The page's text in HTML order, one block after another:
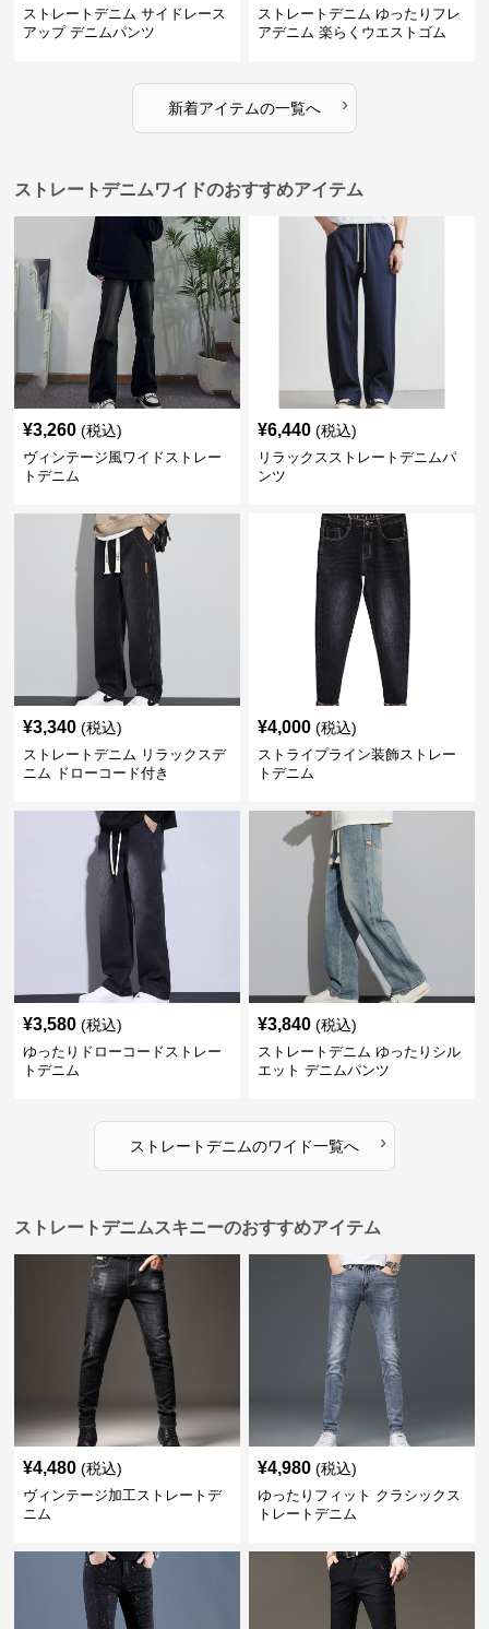
ストレートデニム サイドレース
アップ デニムパンツ
ストレートデニム ゆったりフレ
アデニム 楽らくウエストゴム
新着アイテムの一覧へ ›
ストレートデニムワイドのおすすめアイテム
¥3,260 (税込)
ヴィンテージ風ワイドストレー
トデニム
¥6,440 (税込)
リラックスストレートデニムパ
ンツ
¥3,340 (税込)
ストレートデニム リラックスデ
ニム ドローコード付き
¥4,000 (税込)
ストライプライン装飾ストレー
トデニム
¥3,580 (税込)
ゆったりドローコードストレー
トデニム
¥3,840 (税込)
ストレートデニム ゆったりシル
エット デニムパンツ
ストレートデニムのワイド一覧へ ›
ストレートデニムスキニーのおすすめアイテム
¥4,480 (税込)
ヴィンテージ加工ストレートデ
ニム
¥4,980 (税込)
ゆったりフィット クラシックス
トレートデニム